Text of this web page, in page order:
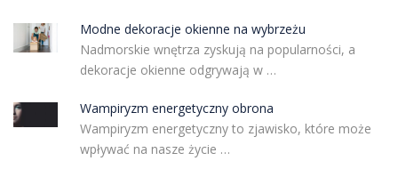
Modne dekoracje okienne na wybrzeżu
Nadmorskie wnętrza zyskują na popularności, a
dekoracje okienne odgrywają w …
Wampiryzm energetyczny obrona
Wampiryzm energetyczny to zjawisko, które może
wpływać na nasze życie …